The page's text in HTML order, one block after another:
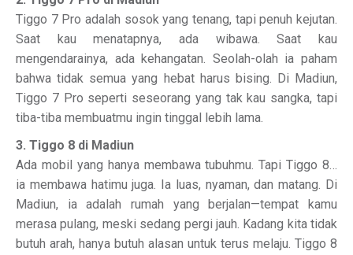
Tiggo 7 Pro adalah sosok yang tenang, tapi penuh kejutan.
Saat kau menatapnya, ada wibawa. Saat kau
mengendarainya, ada kehangatan. Seolah-olah ia paham
bahwa tidak semua yang hebat harus bising. Di Madiun,
Tiggo 7 Pro seperti seseorang yang tak kau sangka, tapi
tiba-tiba membuatmu ingin tinggal lebih lama.
3. Tiggo 8 di Madiun
Ada mobil yang hanya membawa tubuhmu. Tapi Tiggo 8…
ia membawa hatimu juga. Ia luas, nyaman, dan matang. Di
Madiun, ia adalah rumah yang berjalan—tempat kamu
merasa pulang, meski sedang pergi jauh. Kadang kita tidak
butuh arah, hanya butuh alasan untuk terus melaju. Tiggo 8